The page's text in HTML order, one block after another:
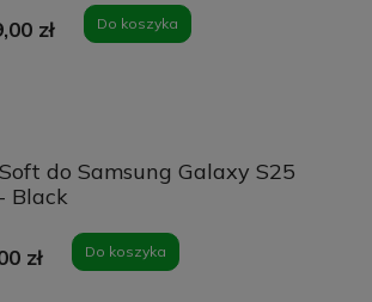
zł Do koszyka
do Samsung Galaxy S25
Black
zł Do koszyka